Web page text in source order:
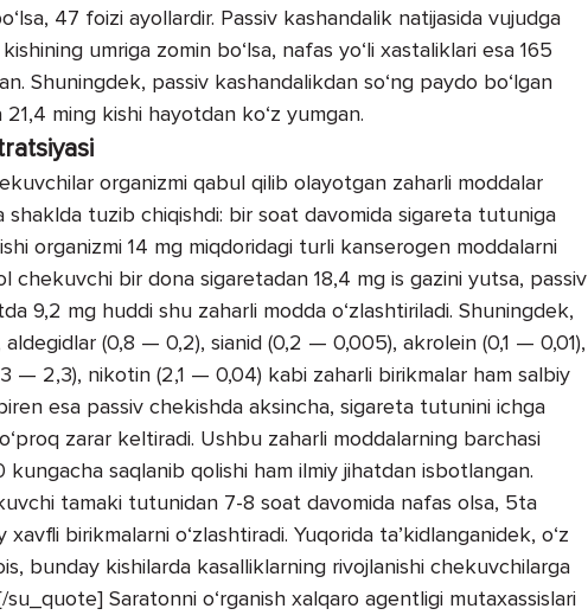
47 foizi ayollardir. Passiv kashandalik natijasida vujudga
umriga zomin bo‘lsa, nafas yo‘li xastaliklari esa 165
Shuningdek, passiv kashandalikdan so‘ng paydo bo‘lgan
ming kishi hayotdan ko‘z yumgan.
organizmi qabul qilib olayotgan zaharli moddalar
shaklda tuzib chiqishdi: bir soat davomida sigareta tutuniga
organizmi 14 mg miqdoridagi turli kanserogen moddalarni
chekuvchi bir dona sigaretadan 18,4 mg is gazini yutsa, passiv
9,2 mg huddi shu zaharli modda o‘zlashtiriladi. Shuningdek,
(0,8 — 0,2), sianid (0,2 — 0,005), akrolein (0,1 — 0,01),
— 2,3), nikotin (2,1 — 0,04) kabi zaharli birikmalar ham salbiy
esa passiv chekishda aksincha, sigareta tutunini ichga
zarar keltiradi. Ushbu zaharli moddalarning barchasi
kungacha saqlanib qolishi ham ilmiy jihatdan isbotlangan.
tamaki tutunidan 7-8 soat davomida nafas olsa, 5ta
birikmalarni o‘zlashtiradi. Yuqorida ta’kidlanganidek, o‘z
bunday kishilarda kasalliklarning rivojlanishi chekuvchilarga
Saratonni o‘rganish xalqaro agentligi mutaxassislari